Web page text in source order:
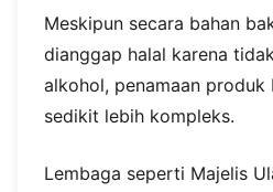
Meskipun secara bahan
dianggap halal karena
alkohol, penamaan produk
sedikit lebih kompleks.
Lembaga seperti Majelis